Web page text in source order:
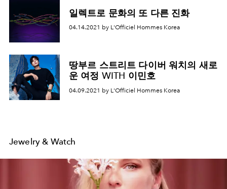
일렉트로 문화의 또 다른 진화
04.14.2021 by L'Officiel Hommes Korea
땅부르 스트리트 다이버 워치의 새로
운 여정 WITH 이민호
04.09.2021 by L'Officiel Hommes Korea
Jewelry & Watch